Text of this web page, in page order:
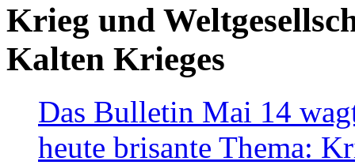
Krieg und
Kalten Krieges
Das Bulletin Mai 14
heute brisante Thema: